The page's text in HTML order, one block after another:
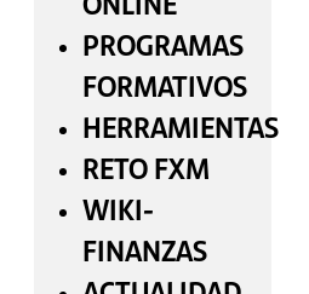
PROGRAMAS
FORMATIVOS
HERRAMIENTAS
RETO FXM
WIKI-
FINANZAS